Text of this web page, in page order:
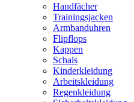
Handfächer
Trainingsjacken
Armbanduhren
Flipflops
Kappen
Schals
Kinderkleidung
Arbeitskleidung
Regenkleidung